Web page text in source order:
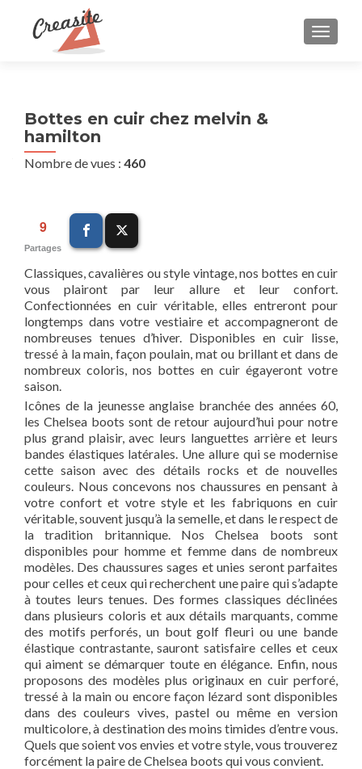
Bottes en cuir chez melvin &
hamilton
Nombre de vues : 460
9
Partages
Classiques, cavalières ou style vintage, nos bottes en cuir
vous plairont par leur allure et leur confort.
Confectionnées en cuir véritable, elles entreront pour
longtemps dans votre vestiaire et accompagneront de
nombreuses tenues d’hiver. Disponibles en cuir lisse,
tressé à la main, façon poulain, mat ou brillant et dans de
nombreux coloris, nos bottes en cuir égayeront votre
saison.
Icônes de la jeunesse anglaise branchée des années 60,
les Chelsea boots sont de retour aujourd’hui pour notre
plus grand plaisir, avec leurs languettes arrière et leurs
bandes élastiques latérales. Une allure qui se modernise
cette saison avec des détails rocks et de nouvelles
couleurs. Nous concevons nos chaussures en pensant à
votre confort et votre style et les fabriquons en cuir
véritable, souvent jusqu’à la semelle, et dans le respect de
la tradition britannique. Nos Chelsea boots sont
disponibles pour homme et femme dans de nombreux
modèles. Des chaussures sages et unies seront parfaites
pour celles et ceux qui recherchent une paire qui s’adapte
à toutes leurs tenues. Des formes classiques déclinées
dans plusieurs coloris et aux détails marquants, comme
des motifs perforés, un bout golf fleuri ou une bande
élastique contrastante, sauront satisfaire celles et ceux
qui aiment se démarquer toute en élégance. Enfin, nous
proposons des modèles plus originaux en cuir perforé,
tressé à la main ou encore façon lézard sont disponibles
dans des couleurs vives, pastel ou même en version
multicolore, à destination des moins timides d’entre vous.
Quels que soient vos envies et votre style, vous trouverez
forcément la paire de Chelsea boots qui vous convient.